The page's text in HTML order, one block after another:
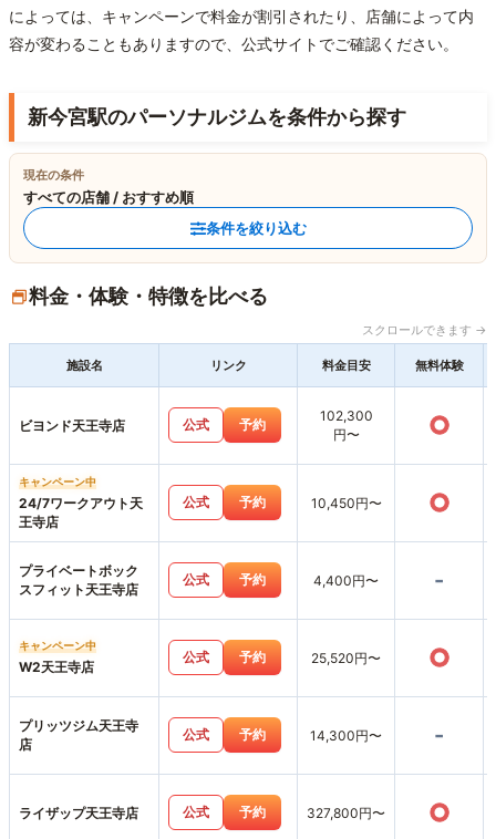
によっては、キャンペーンで料金が割引されたり、店舗によって内
容が変わることもありますので、公式サイトでご確認ください。
新今宮駅のパーソナルジムを条件から探す
現在の条件
すべての店舗 / おすすめ順
条件を絞り込む
料金・体験・特徴を比べる
スクロールできます →
施設名 リンク 料金目安 無料体験
ビヨンド天王寺店 公式 予約
102,300
円〜
○
キャンペーン中
24/7ワークアウト天
王寺店
公式 予約 10,450円〜 ○
プライベートボック
スフィット天王寺店
公式 予約 4,400円〜 -
キャンペーン中
W2天王寺店
公式 予約 25,520円〜 ○
プリッツジム天王寺
店
公式 予約 14,300円〜 -
ライザップ天王寺店 公式 予約 327,800円〜 ○